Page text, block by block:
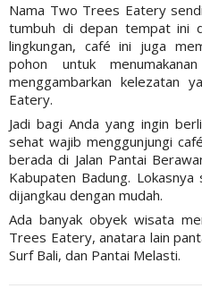
Nama Two Trees Eatery
tumbuh di depan tempat ini
lingkungan, café ini juga
pohon untuk
menggambarkan kelezatan
Eatery.
Jadi bagi Anda yang ingin
sehat wajib menggunjungi
berada di Jalan Pantai
Kabupaten Badung.
dijangkau dengan mudah.
Ada banyak obyek wisata
Trees Eatery, anatara lain
Surf Bali, dan Pantai Melasti.